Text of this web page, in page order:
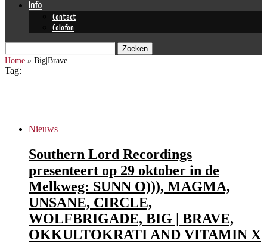
Info
Contact
Colofon
Zoeken
Home » Big|Brave
Tag:
Nieuws
Southern Lord Recordings
presenteert op 29 oktober in de
Melkweg: SUNN O))), MAGMA,
UNSANE, CIRCLE,
WOLFBRIGADE, BIG | BRAVE,
OKKULTOKRATI AND VITAMIN X